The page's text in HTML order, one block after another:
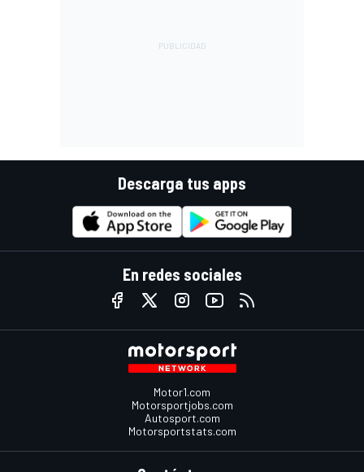
Descarga tus apps
En redes sociales
Motor1.com
Motorsportjobs.com
Autosport.com
Motorsportstats.com